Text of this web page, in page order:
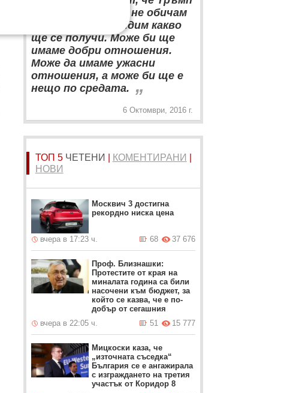
обича Путин... Аз не обичам
и не мразя. Ще видим какво
ще се получи. Може би ще
имаме добри отношения.
Може да имаме ужасни
отношения, а може би ще е
нещо по средата. „
6 Октомври, 2016 г.
ТОП 5 ЧЕТЕНИ КОМЕНТИРАНИ
НОВИ
Москвич 3 достигна
рекордно ниска цена
вчера в 17:23 ч. 37 676
68
Проф. Близнашки:
Протестите от края на
миналата година са били
насочени към бюджет, за
който се казва, че е по-
добър от сегашния
вчера в 22:05 ч.
15 777
51
Мицкоски каза, че
„източната съседка“
България се е ангажирала
с изграждането на третия
участък от Коридор 8